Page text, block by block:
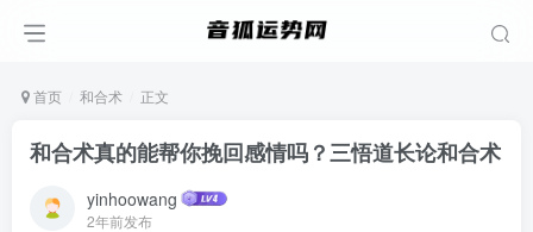
首页 和合术 正文
和合术真的能帮你挽回感情吗？三悟道长论和合术
yinhoowang
2年前发布